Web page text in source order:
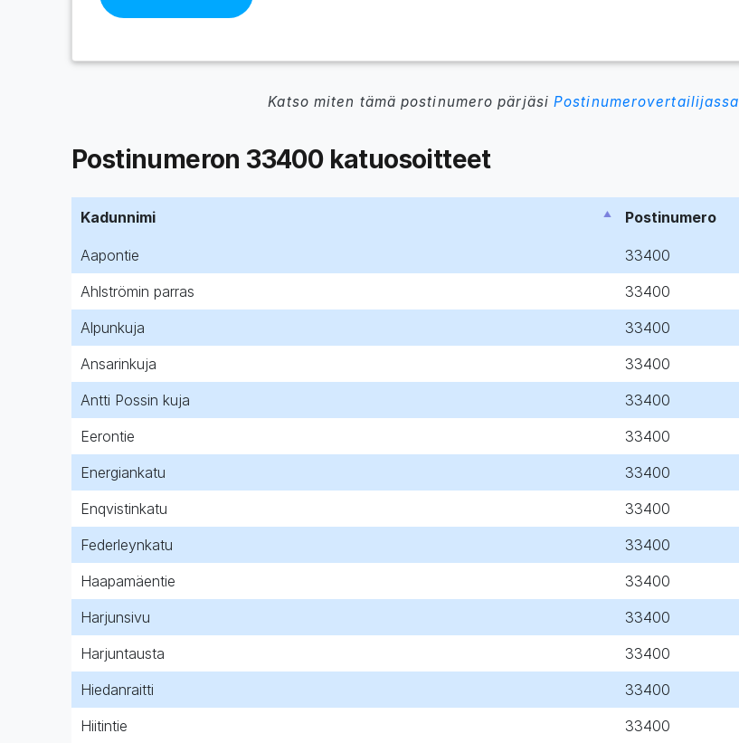
Katso miten tämä postinumero pärjäsiPostinumerovertailijassa
Postinumeron 33400 katuosoitteet
Kadunnimi Postinumero
Aapontie 33400
Ahlströmin parras
33400
Alpunkuja
33400
Ansarinkuja
33400
Antti Possin kuja
33400
Eerontie
33400
Energiankatu
33400
Enqvistinkatu
33400
Federleynkatu
33400
Haapamäentie
33400
Harjunsivu
33400
Harjuntausta
33400
Hiedanraitti
33400
Hiitintie
33400